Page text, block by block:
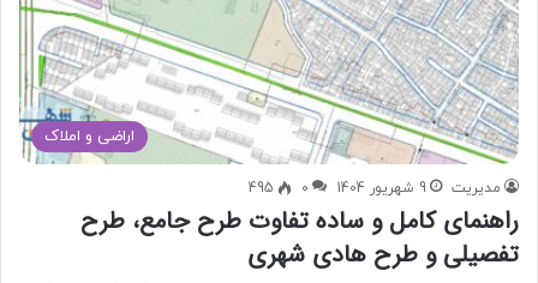
اراضی و املاک
مدیریت 9 شهریور 1404 0
495
راهنمای کامل و ساده تفاوت طرح جامع، طرح
تفصیلی و طرح هادی شهری